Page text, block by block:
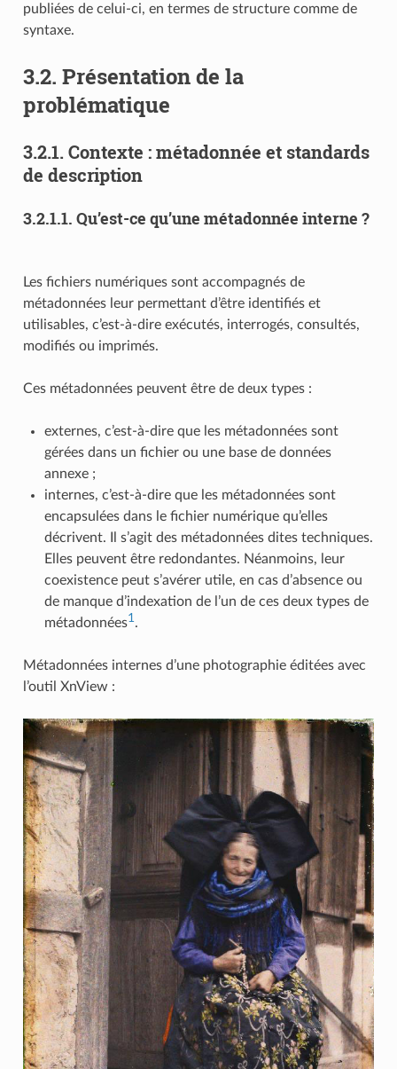
publiées de celui-ci, en termes de structure comme de
syntaxe.
3.2. Présentation de la
problématique
3.2.1. Contexte : métadonnée et standards
de description
3.2.1.1. Qu’est-ce qu’une métadonnée interne ?
Les fichiers numériques sont accompagnés de
métadonnées leur permettant d’être identifiés et
utilisables, c’est-à-dire exécutés, interrogés, consultés,
modifiés ou imprimés.
Ces métadonnées peuvent être de deux types :
externes, c’est-à-dire que les métadonnées sont
gérées dans un fichier ou une base de données
annexe ;
internes, c’est-à-dire que les métadonnées sont
encapsulées dans le fichier numérique qu’elles
décrivent. Il s’agit des métadonnées dites techniques.
Elles peuvent être redondantes. Néanmoins, leur
coexistence peut s’avérer utile, en cas d’absence ou
de manque d’indexation de l’un de ces deux types de
métadonnées1.
Métadonnées internes d’une photographie éditées avec
l’outil XnView :